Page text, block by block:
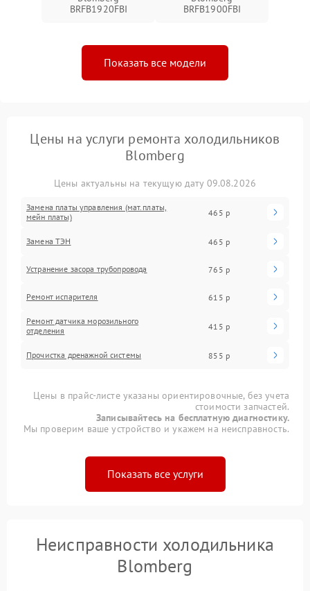
BRFB1920FBI
BRFB1900FBI
Показать все модели
Цены на услуги ремонта холодильников
Blomberg
Цены актуальны на текущую дату 09.08.2026
Замена платы управления (мат.платы,
мейн платы)
465 р
Замена ТЭН 465 р
Устранение засора трубопровода 765 р
Ремонт испарителя 615 р
Ремонт датчика морозильного
отделения
415 р
Прочистка дренажной системы 855 р
Цены в прайс-листе указаны ориентировочные, без учета
стоимости запчастей.
Записывайтесь на бесплатную диагностику.
Мы проверим ваше устройство и укажем на неисправность.
Показать все услуги
Неисправности холодильника
Blomberg